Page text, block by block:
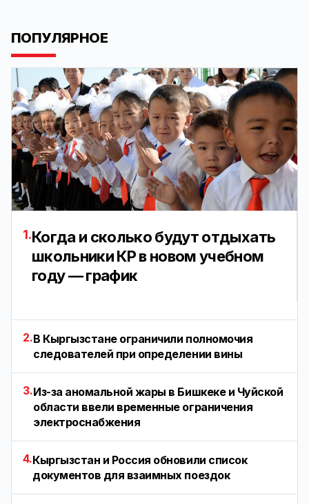
ПОПУЛЯРНОЕ
1.Когда и сколько будут отдыхать
школьники КР в новом учебном
году — график
2.В Кыргызстане ограничили полномочия
следователей при определении вины
3.Из-за аномальной жары в Бишкеке и Чуйской
области ввели временные ограничения
электроснабжения
4.Кыргызстан и Россия обновили список
документов для взаимных поездок